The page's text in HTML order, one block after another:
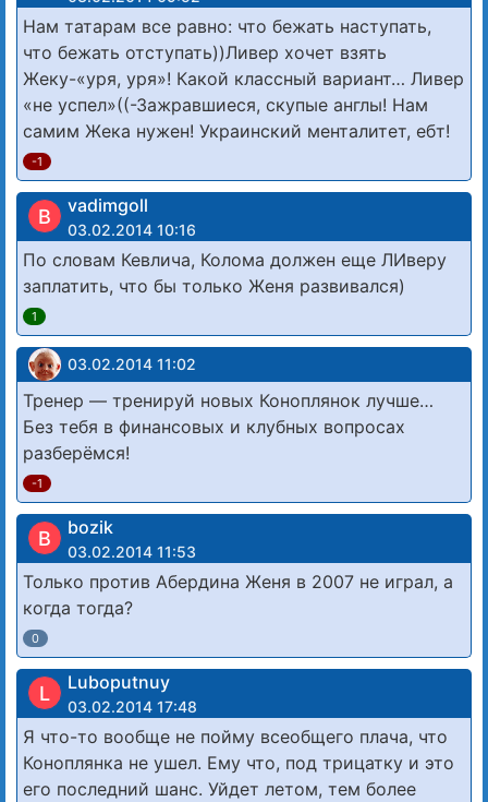
Нам татарам все равно: что бежать наступать,
что бежать отступать))Ливер хочет взять
Жеку-«уря, уря»! Какой классный вариант… Ливер
«не успел»((-Зажравшиеся, скупые англы! Нам
самим Жека нужен! Украинский менталитет, ебт!
-1
В vadimgoll
03.02.2014 10:16
По словам Кевлича, Колома должен еще ЛИверу
заплатить, что бы только Женя развивался)
1
03.02.2014 11:02
Тренер — тренируй новых Коноплянок лучше…
Без тебя в финансовых и клубных вопросах
разберёмся!
-1
B bozik
03.02.2014 11:53
Только против Абердина Женя в 2007 не играл, а
когда тогда?
0
L Luboputnuy
03.02.2014 17:48
Я что-то вообще не пойму всеобщего плача, что
Коноплянка не ушел. Ему что, под трицатку и это
его последний шанс. Уйдет летом, тем более